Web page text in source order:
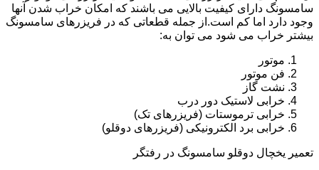
سامسونگ دارای کیفیت بالایی می باشند که امکان خراب شدن آنها
وجود دارد اما کم است.از جمله قطعاتی که در فریزرهای سامسونگ
بیشتر خراب می شود می توان به:
موتور
فن موتور
نشت گاز
خرابی لاستیک دور درب
خرابی ترموستات (فریزرهای تک)
خرابی برد الکترونیکی (فریزرهای دوقلو)
تعمیر یخچال دوقلو سامسونگ در رفتگر